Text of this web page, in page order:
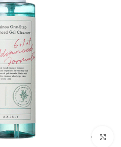
برای بزرگنمایی کلیک کنید